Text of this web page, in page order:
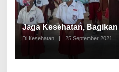
Jaga Kesehatan,
Di Kesehatan | 25 September 2021